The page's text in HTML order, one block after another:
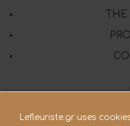
THE
210
Lefleuriste.gr uses